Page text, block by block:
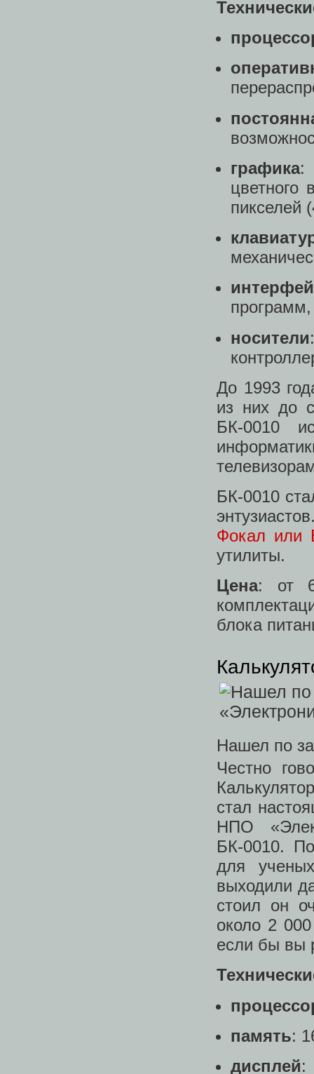
графика:
цветного
пикселей
носители
До 1993
из них до
БК-0010
БК-0010
Фокал или
утилиты.
Цена: от
блока
Нашел по
Честно
стал
НПО
БК-0010.
для
выходили
стоил он
около 2
если бы вы
память:
дисплей: